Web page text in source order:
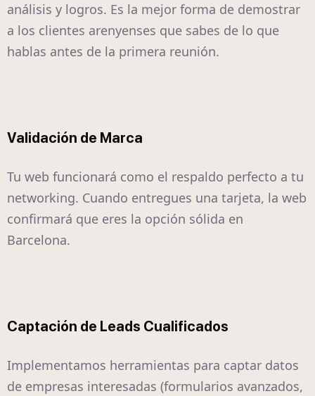
análisis y logros. Es la mejor forma de demostrar
a los clientes arenyenses que sabes de lo que
hablas antes de la primera reunión.
Validación de Marca
Tu web funcionará como el respaldo perfecto a tu
networking. Cuando entregues una tarjeta, la web
confirmará que eres la opción sólida en
Barcelona.
Captación de Leads Cualificados
Implementamos herramientas para captar datos
de empresas interesadas (formularios avanzados,